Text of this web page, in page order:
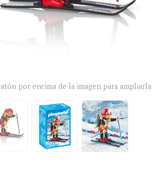
por encima de la imagen para ampliarla